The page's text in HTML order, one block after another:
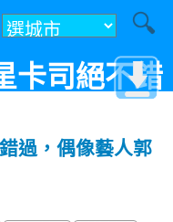
卡司絕不錯
李聖潔等
過，偶像藝人郭